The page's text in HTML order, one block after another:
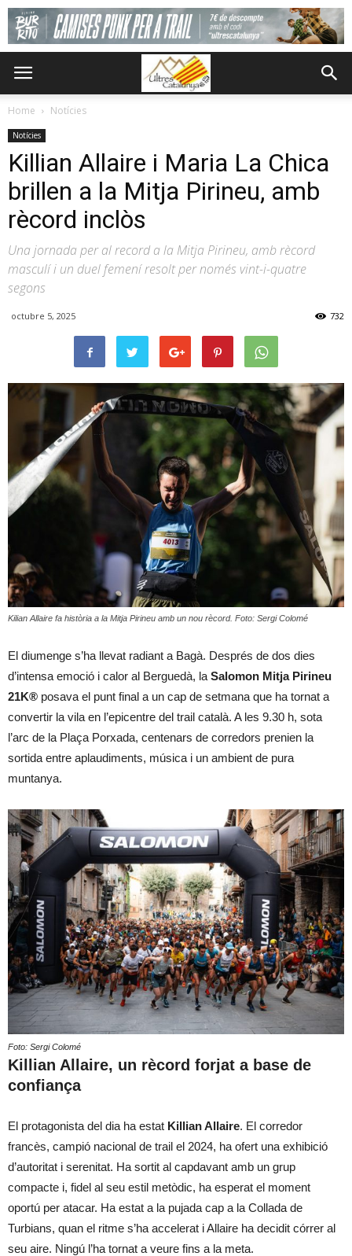
Home Notícies
Notícies
Killian Allaire i Maria La Chica
brillen a la Mitja Pirineu, amb
rècord inclòs
Una jornada per al record a la Mitja Pirineu, amb rècord
masculí i un duel femení resolt per només vint-i-quatre
segons
octubre 5, 2025 732
Kilian Allaire fa història a la Mitja Pirineu amb un nou rècord. Foto: Sergi Colomé
El diumenge s’ha llevat radiant a Bagà. Després de dos dies
d’intensa emoció i calor al Berguedà, la Salomon Mitja Pirineu
21K® posava el punt final a un cap de setmana que ha tornat a
convertir la vila en l’epicentre del trail català. A les 9.30 h, sota
l’arc de la Plaça Porxada, centenars de corredors prenien la
sortida entre aplaudiments, música i un ambient de pura
muntanya.
Foto: Sergi Colomé
Killian Allaire, un rècord forjat a base de
confiança
El protagonista del dia ha estat Killian Allaire. El corredor
francès, campió nacional de trail el 2024, ha ofert una exhibició
d’autoritat i serenitat. Ha sortit al capdavant amb un grup
compacte i, fidel al seu estil metòdic, ha esperat el moment
oportú per atacar. Ha estat a la pujada cap a la Collada de
Turbians, quan el ritme s’ha accelerat i Allaire ha decidit córrer al
seu aire. Ningú l’ha tornat a veure fins a la meta.